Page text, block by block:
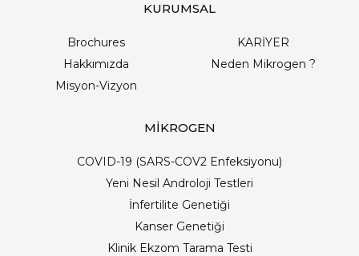
KURUMSAL
Brochures
KARİYER
Hakkımızda
Neden Mikrogen ?
Misyon-Vizyon
MİKROGEN
COVID-19 (SARS-COV2 Enfeksiyonu)
Yeni Nesil Androloji Testleri
İnfertilite Genetiği
Kanser Genetiği
Klinik Ekzom Tarama Testi